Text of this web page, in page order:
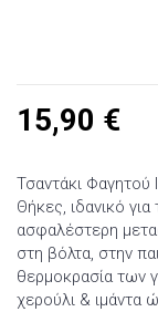
15,90 €
Τσαντάκι
Θήκες, ιδανικό
ασφαλέστερη
στη βόλτα, στην
θερμοκρασία των
χερούλι & ιμάντα